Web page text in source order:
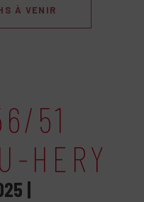
À VENIR
51
HERY
|